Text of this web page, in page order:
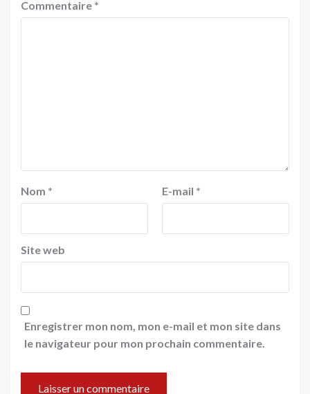
Commentaire *
Nom * E-mail *
Site web
Enregistrer mon nom, mon e-mail et mon site dans
le navigateur pour mon prochain commentaire.